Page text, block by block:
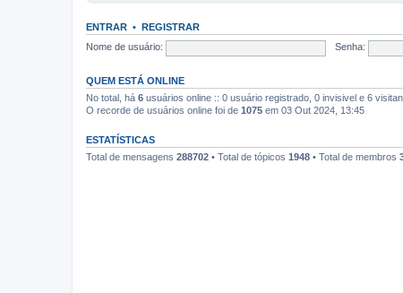
ENTRAR • REGISTRAR
Nome de usuário:
Senha:
QUEM ESTÁ ONLINE
No total, há 6 usuários online :: 0 usuário registrado, 0 invisivel e 6
O recorde de usuários online foi de 1075 em 03 Out 2024, 13:45
ESTATÍSTICAS
Total de mensagens 288702 • Total de tópicos 1948 • Total de membros